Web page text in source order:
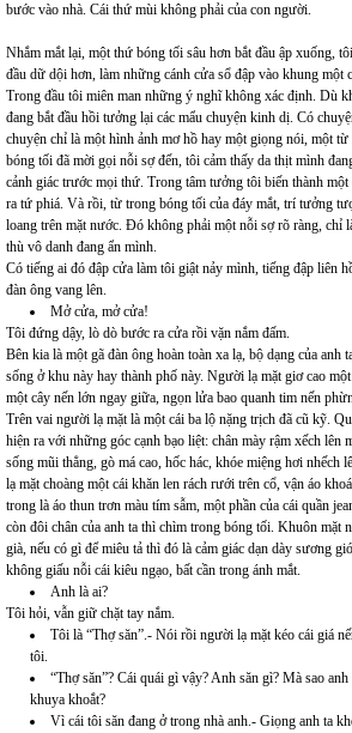
bước vào nhà. Cái thứ mùi không phải của con người.
Nhắm mắt lại, một thứ bóng tối sâu hơn bắt đầu ập xuống,
đầu dữ dội hơn, làm những cánh cửa sổ đập vào khung một
Trong đầu tôi miên man những ý nghĩ không xác định. Dù
đang bắt đầu hồi tưởng lại các mẩu chuyện kinh dị. Có
chuyện chỉ là một hình ảnh mơ hồ hay một giọng nói, một
bóng tối đã mời gọi nỗi sợ đến, tôi cảm thấy da thịt mình
cảnh giác trước mọi thứ. Trong tâm tưởng tôi biến thành
ra tứ phiá. Và rồi, từ trong bóng tối của đáy mắt, trí tưởng
loang trên mặt nước. Đó không phải một nỗi sợ rõ ràng, chỉ
thù vô danh đang ẩn mình.
Có tiếng ai đó đập cửa làm tôi giật nảy mình, tiếng đập liên
đàn ông vang lên.
Mở cửa, mở cửa!
Tôi đứng dậy, lò dò bước ra cửa rồi vặn nắm đấm.
Bên kia là một gã đàn ông hoàn toàn xa lạ, bộ dạng của anh
sống ở khu này hay thành phố này. Người lạ mặt giơ cao
một cây nến lớn ngay giữa, ngọn lửa bao quanh tim nến
Trên vai người lạ mặt là một cái ba lộ nặng trịch đã cũ kỹ.
hiện ra với những góc cạnh bạo liệt: chân mày rậm xếch lên
sống mũi thẳng, gò má cao, hốc hác, khóe miệng hơi nhếch
lạ mặt choàng một cái khăn len rách rưới trên cổ, vận áo
trong là áo thun trơn màu tím sẫm, một phần của cái quần
còn đôi chân của anh ta thì chìm trong bóng tối. Khuôn mặt
già, nếu có gì để miêu tả thì đó là cảm giác dạn dày sương
không giấu nỗi cái kiêu ngạo, bất cần trong ánh mắt.
Anh là ai?
Tôi hỏi, vẫn giữ chặt tay nắm.
Tôi là “Thợ săn”.- Nói rồi người lạ mặt kéo cái giá
tôi.
“Thợ săn”? Cái quái gì vậy? Anh săn gì? Mà sao
khuya khoắt?
Vì cái tôi săn đang ở trong nhà anh.- Giọng anh ta